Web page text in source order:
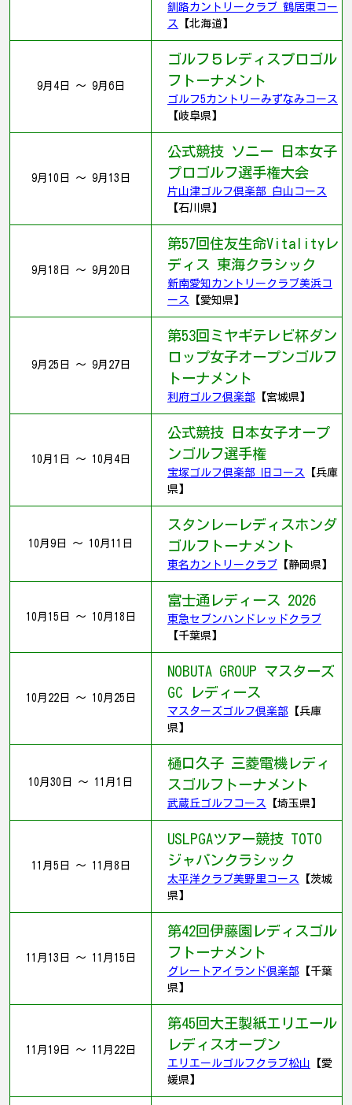
釧路カントリークラブ 鶴居東コー
ス 【北海道】
9月4日 ～ 9月6日
ゴルフ５レディスプロゴル
フトーナメント
ゴルフ5カントリーみずなみコース
【岐阜県】
9月10日 ～ 9月13日
公式競技 ソニー 日本女子
プロゴルフ選手権大会
片山津ゴルフ倶楽部 白山コース
【石川県】
9月18日 ～ 9月20日
第57回住友生命Vitalityレ
ディス 東海クラシック
新南愛知カントリークラブ美浜コ
ース 【愛知県】
9月25日 ～ 9月27日
第53回ミヤギテレビ杯ダン
ロップ女子オープンゴルフ
トーナメント
利府ゴルフ倶楽部 【宮城県】
10月1日 ～ 10月4日
公式競技 日本女子オープ
ンゴルフ選手権
宝塚ゴルフ倶楽部 旧コース 【兵庫
県】
10月9日 ～ 10月11日
スタンレーレディスホンダ
ゴルフトーナメント
東名カントリークラブ 【静岡県】
10月15日 ～ 10月18日
富士通レディース 2026
東急セブンハンドレッドクラブ
【千葉県】
10月22日 ～ 10月25日
NOBUTA GROUP マスターズ
GC レディース
マスターズゴルフ倶楽部 【兵庫
県】
10月30日 ～ 11月1日
樋口久子 三菱電機レディ
スゴルフトーナメント
武蔵丘ゴルフコース 【埼玉県】
11月5日 ～ 11月8日
USLPGAツアー競技 TOTO
ジャパンクラシック
太平洋クラブ美野里コース 【茨城
県】
11月13日 ～ 11月15日
第42回伊藤園レディスゴル
フトーナメント
グレートアイランド倶楽部 【千葉
県】
11月19日 ～ 11月22日
第45回大王製紙エリエール
レディスオープン
エリエールゴルフクラブ松山 【愛
媛県】